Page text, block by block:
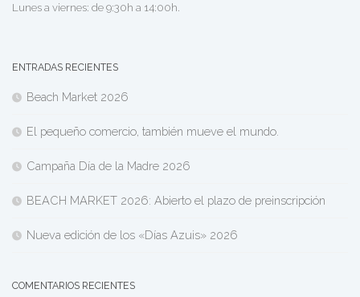
Lunes a viernes: de 9:30h a 14:00h.
ENTRADAS RECIENTES
Beach Market 2026
El pequeño comercio, también mueve el mundo.
Campaña Día de la Madre 2026
BEACH MARKET 2026: Abierto el plazo de preinscripción
Nueva edición de los «Días Azuis» 2026
COMENTARIOS RECIENTES